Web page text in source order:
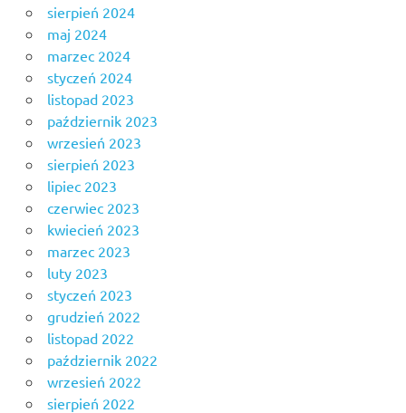
sierpień 2024
maj 2024
marzec 2024
styczeń 2024
listopad 2023
październik 2023
wrzesień 2023
sierpień 2023
lipiec 2023
czerwiec 2023
kwiecień 2023
marzec 2023
luty 2023
styczeń 2023
grudzień 2022
listopad 2022
październik 2022
wrzesień 2022
sierpień 2022